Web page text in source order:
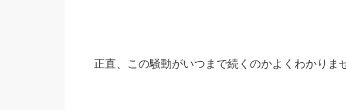
正直、この騒動がいつまで続くのかよくわかりま